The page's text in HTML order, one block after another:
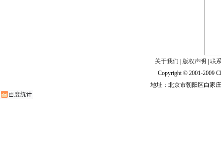
关于我们 版权声明
联
Copyright © 2001-2009
地址：北京市朝阳区白家